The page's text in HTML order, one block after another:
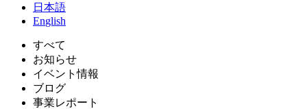
日 本語
English
すべて
お知らせ
イベント情報
ブログ
事業レポート